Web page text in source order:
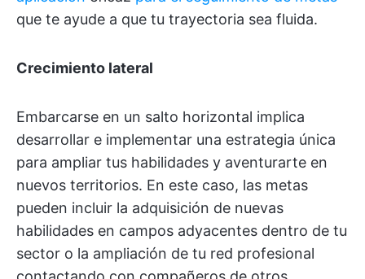
que te ayude a que tu trayectoria sea fluida.
Crecimiento lateral
Embarcarse en un salto horizontal implica
desarrollar e implementar una estrategia única
para ampliar tus habilidades y aventurarte en
nuevos territorios. En este caso, las metas
pueden incluir la adquisición de nuevas
habilidades en campos adyacentes dentro de tu
sector o la ampliación de tu red profesional